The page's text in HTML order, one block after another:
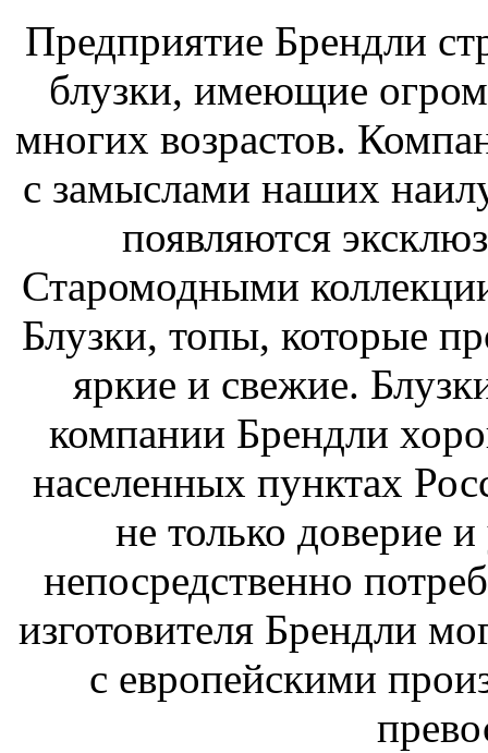
Предприятие Брендли
блузки, имеющие
многих возрастов.
с замыслами наших
появляются
Старомодными
Блузки, топы, которые
яркие и свежие.
компании Брендли
населенных пунктах
не только доверие
непосредственно
изготовителя Брендли
с европейскими